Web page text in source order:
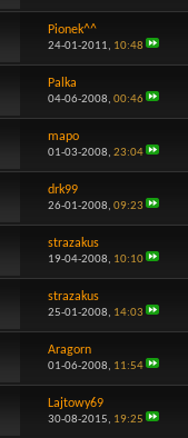
Pionek^^
24-01-2011, 10:48
Palka
04-06-2008, 00:46
mapo
01-03-2008, 23:04
drk99
26-01-2008, 09:23
strazakus
19-04-2008, 10:10
strazakus
25-01-2008, 14:03
Aragorn
01-06-2008, 11:54
Lajtowy69
30-08-2015, 19:25